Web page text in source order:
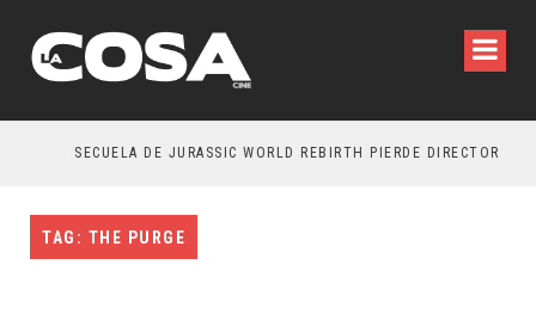
SECUELA DE JURASSIC WORLD REBIRTH PIERDE DIRECTOR
TAG: THE PURGE